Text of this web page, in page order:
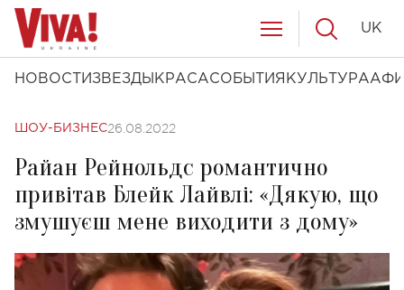
НОВОСТИ ЗВЕЗДЫ КРАСАСОБЫТИЯ КУЛЬТУРА
UK
ШОУ-БИЗНЕС26.08.2022
Райан Рейнольдс романтично
привітав Блейк Лайвлі: «Дякую, що
змушуєш мене виходити з дому»